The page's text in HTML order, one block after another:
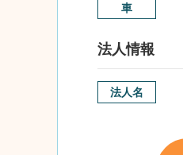
車
法人情報
法人名